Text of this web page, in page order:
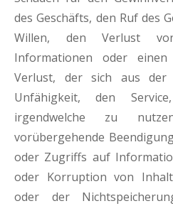
des Geschäfts, den Ruf des
Willen, den Verlust
Informationen oder einen
Verlust, der sich aus der
Unfähigkeit, den
irgendwelche zu
vorübergehende
oder Zugriffs auf
oder Korruption von
oder der